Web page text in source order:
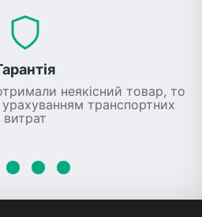
неякісний товар, то
транспортних
витрат